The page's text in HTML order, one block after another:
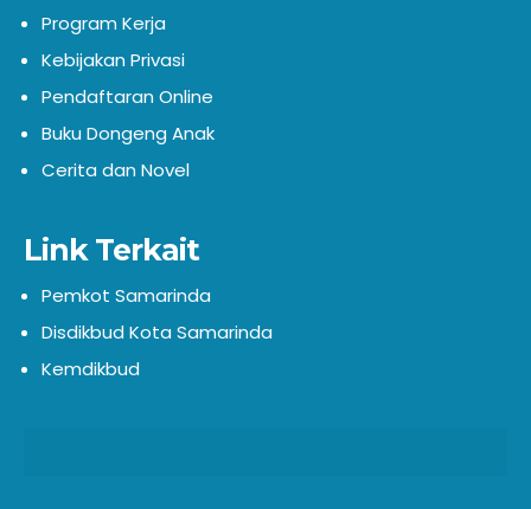
Program Kerja
Kebijakan Privasi
Pendaftaran Online
Buku Dongeng Anak
Cerita dan Novel
Link Terkait
Pemkot Samarinda
Disdikbud Kota Samarinda
Kemdikbud